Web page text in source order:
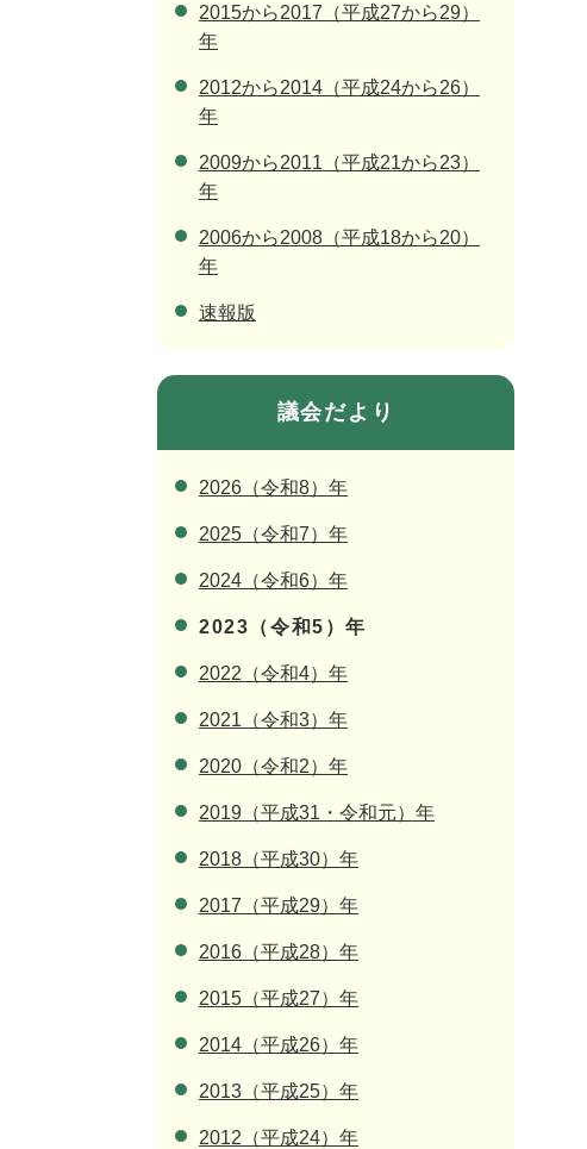
2015から2017（平成27から29）
年
2012から2014（平成24から26）
年
2009から2011（平成21から23）
年
2006から2008（平成18から20）
年
速報版
議会だより
2026（令和8）年
2025（令和7）年
2024（令和6）年
2023（令和5）年
2022（令和4）年
2021（令和3）年
2020（令和2）年
2019（平成31・令和元）年
2018（平成30）年
2017（平成29）年
2016（平成28）年
2015（平成27）年
2014（平成26）年
2013（平成25）年
2012（平成24）年